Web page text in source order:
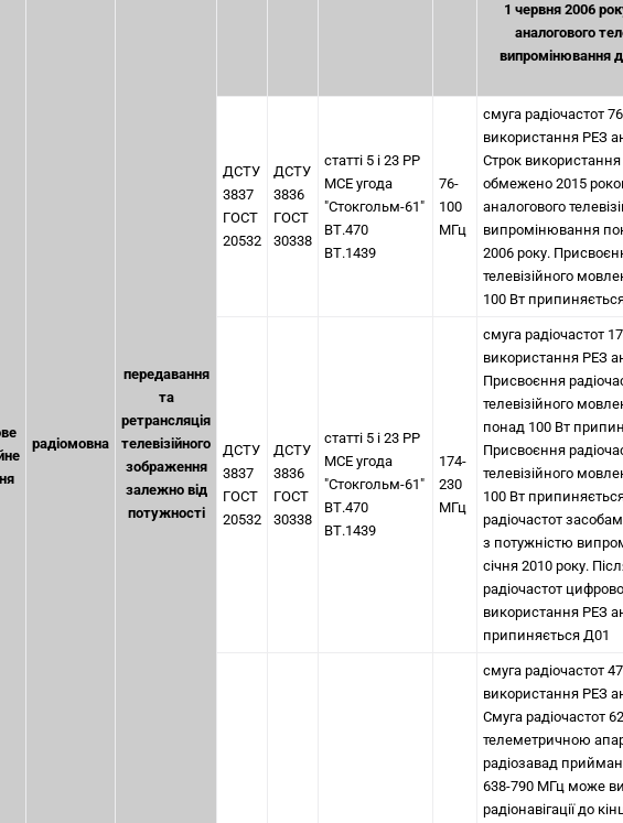
радіомовна
передавання
та
ретрансляція
телевізійного
зображення
залежно від
потужності
1 червня 2006
аналогового
випромінювання
ДСТУ
3837
ГОСТ
20532
ДСТУ
3836
ГОСТ
30338
статті 5 і 23 РР
МСЕ угода
"Стокгольм-61"
ВТ.470
ВТ.1439
76-
100
МГц
смуга радіочастот
використання РЕЗ
Строк
обмежено 2015
аналогового
випромінювання
2006 року.
телевізійного
100 Вт
ДСТУ
3837
ГОСТ
20532
ДСТУ
3836
ГОСТ
30338
статті 5 і 23 РР
МСЕ угода
"Стокгольм-61"
ВТ.470
ВТ.1439
174-
230
МГц
смуга радіочастот
використання РЕЗ
Присвоєння
телевізійного
понад 100 Вт
Присвоєння
телевізійного
100 Вт
радіочастот
з потужністю
січня 2010 року.
радіочастот
використання РЕЗ
припиняється Д01
смуга радіочастот
використання РЕЗ
Смуга радіочастот
телеметричною
радіозавад
638-790 МГц може
радіонавігації до